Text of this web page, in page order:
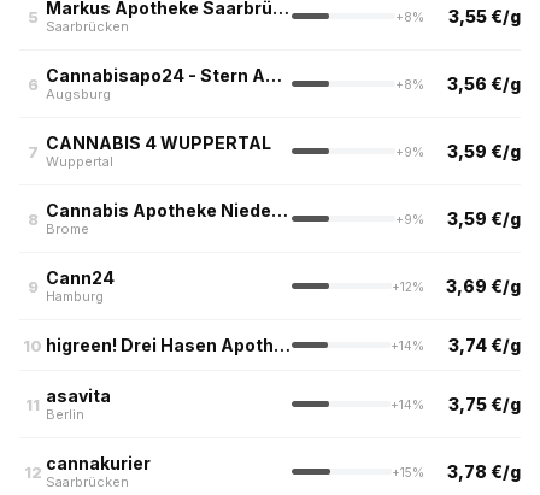
5 Markus Apotheke Saarbrücken
Saarbrücken
+8% 3,55 €/g
6 Cannabisapo24 - Stern Apotheke Augsburg
Augsburg
+8% 3,56 €/g
7 CANNABIS 4 WUPPERTAL
Wuppertal
+9% 3,59 €/g
8 Cannabis Apotheke Niedersachsen
Brome
+9% 3,59 €/g
9 Cann24
Hamburg
+12% 3,69 €/g
10 higreen! Drei Hasen Apotheke +14% 3,74 €/g
11 asavita
Berlin
+14% 3,75 €/g
12 cannakurier
Saarbrücken
+15% 3,78 €/g